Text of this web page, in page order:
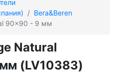
Bera&Beren
90x90 - 9 мм
Natural
(LV10383)